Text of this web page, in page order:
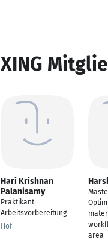
XING
Hari Krishnan
Palanisamy
Praktikant
Arbeitsvorbereitung
Hof
area